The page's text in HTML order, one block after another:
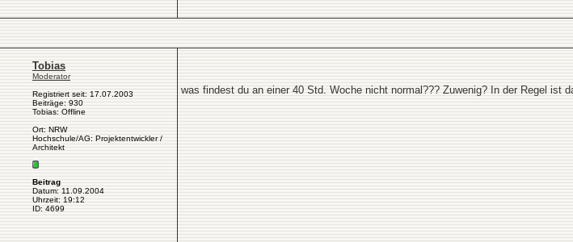
Tobias
Moderator
Registriert seit: 17.07.2003
Beiträge: 930
Tobias: Offline
Ort: NRW
Hochschule/AG: Projektentwickler /
Architekt
Beitrag
Datum: 11.09.2004
Uhrzeit: 19:12
ID: 4699
was findest du an einer 40 Std. Woche nicht normal??? Zuwenig? In der Regel ist